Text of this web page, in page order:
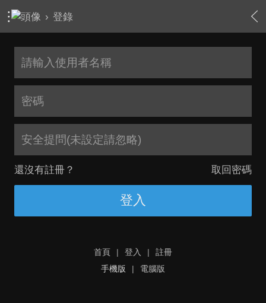
› 登錄
安全提問(未設定請忽略)
還沒有註冊？ 取回密碼
登入
首頁 | 登入 |
註冊
手機版
| 電腦版